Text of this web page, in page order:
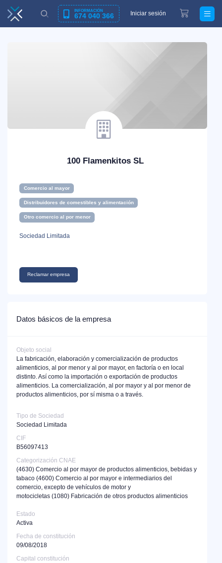
INFORMACIÓN
674 040 366 Iniciar sesión
100 Flamenkitos SL
Comercio al mayor
Distribuidores de comestibles y alimentación
Otro comercio al por menor
Sociedad Limitada
Reclamar empresa
Datos básicos de la empresa
Objeto social
La fabricación, elaboración y comercialización de productos
alimenticios, al por menor y al por mayor, en factoría o en local
distinto. Así como la importación o exportación de productos
alimenticios. La comercialización, al por mayor y al por menor de
productos alimenticios, por sí misma o a través.
Tipo de Sociedad
Sociedad Limitada
CIF
B56097413
Categorización CNAE
(4630) Comercio al por mayor de productos alimenticios, bebidas y
tabaco (4600) Comercio al por mayor e intermediarios del
comercio, excepto de vehículos de motor y
motocicletas (1080) Fabricación de otros productos alimenticios
Estado
Activa
Fecha de constitución
09/08/2018
Capital constitución